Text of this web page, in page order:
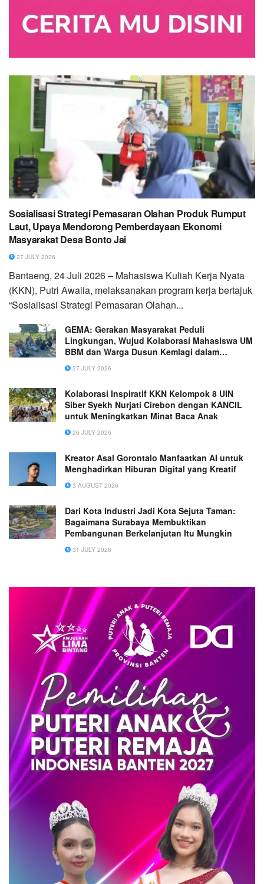
Sosialisasi Strategi Pemasaran Olahan Produk Rumput
Laut, Upaya Mendorong Pemberdayaan Ekonomi
Masyarakat Desa Bonto Jai
27 JULY 2026
Bantaeng, 24 Juli 2026 – Mahasiswa Kuliah Kerja Nyata
(KKN), Putri Awalia, melaksanakan program kerja bertajuk
“Sosialisasi Strategi Pemasaran Olahan...
GEMA: Gerakan Masyarakat Peduli
Lingkungan, Wujud Kolaborasi Mahasiswa UM
BBM dan Warga Dusun Kemlagi dalam
Menjaga Kebersihan Lingkungan
27 JULY 2026
Kolaborasi Inspiratif KKN Kelompok 8 UIN
Siber Syekh Nurjati Cirebon dengan KANCIL
untuk Meningkatkan Minat Baca Anak
26 JULY 2026
Kreator Asal Gorontalo Manfaatkan AI untuk
Menghadirkan Hiburan Digital yang Kreatif
3 AUGUST 2026
Dari Kota Industri Jadi Kota Sejuta Taman:
Bagaimana Surabaya Membuktikan
Pembangunan Berkelanjutan Itu Mungkin
31 JULY 2026